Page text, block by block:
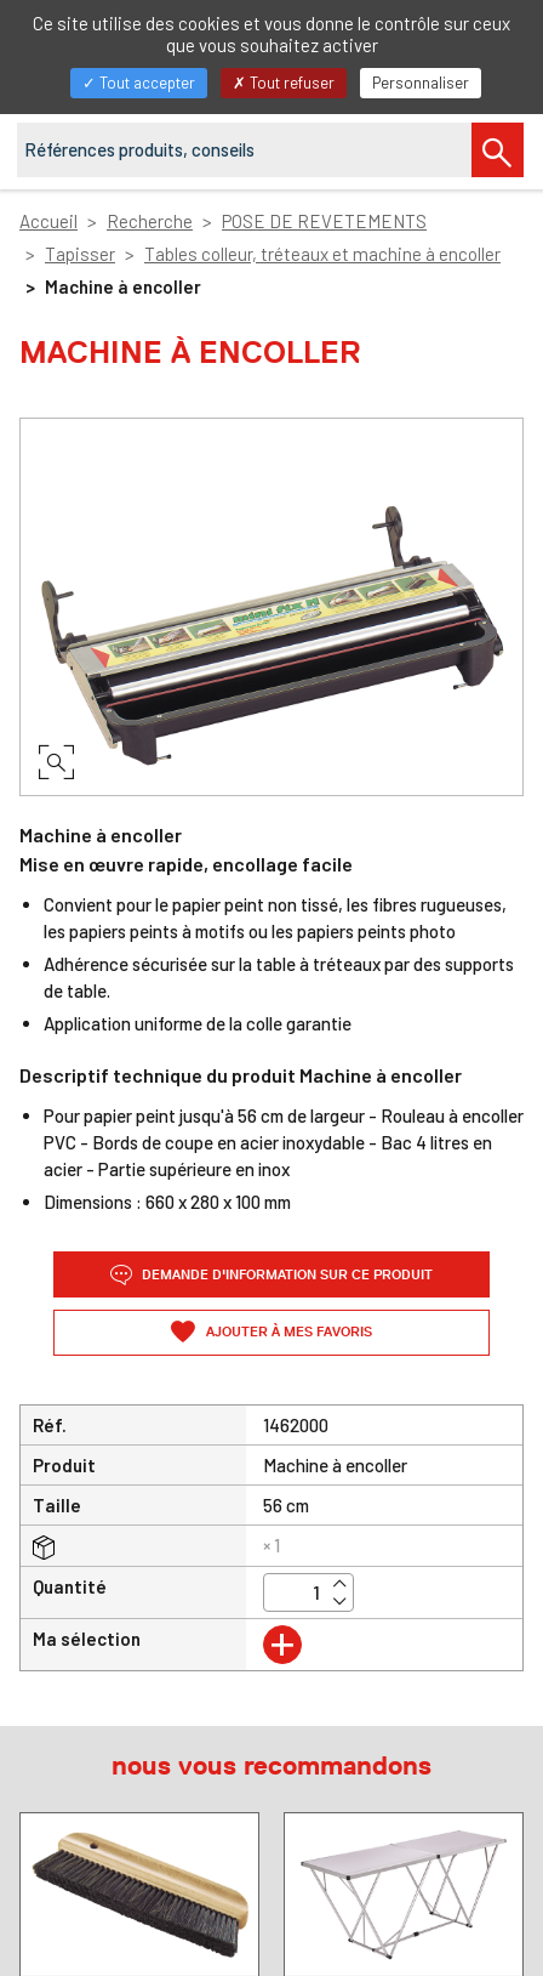
FR
Afficher/masquer
Accueil Recherche
POSE DE REVETEMENTS
Tapisser
Tables colleur, tréteaux et machine à encoller
Machine à encoller
MACHINE À ENCOLLER
Machine à encoller
Mise en œuvre rapide, encollage facile
Convient pour le papier peint non tissé, les fibres rugueuses,
les papiers peints à motifs ou les papiers peints photo
Adhérence sécurisée sur la table à tréteaux par des supports
de table.
Application uniforme de la colle garantie
Descriptif technique du produit Machine à encoller
Pour papier peint jusqu'à 56 cm de largeur - Rouleau à encoller
PVC - Bords de coupe en acier inoxydable - Bac 4 litres en
acier - Partie supérieure en inox
Dimensions : 660 x 280 x 100 mm
DEMANDE D'INFORMATION SUR CE PRODUIT
AJOUTER À MES FAVORIS
Réf.
1462000
Produit
Machine à encoller
Taille
56 cm
× 1
Quantité
Ma sélection +
nous vous recommandons
Ce site utilise des cookies et vous donne le contrôle sur ceux
que vous souhaitez activer
Tout accepter Tout refuser Personnaliser